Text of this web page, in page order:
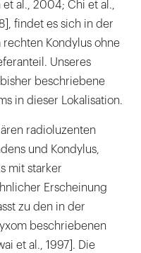
al., 2004; Chi et al.,
findet es sich in der
Kondylus ohne
Unseres
beschriebene
in dieser Lokalisation.
radioluzenten
und Kondylus,
mit starker
Erscheinung
zu den in der
beschriebenen
et al., 1997]. Die